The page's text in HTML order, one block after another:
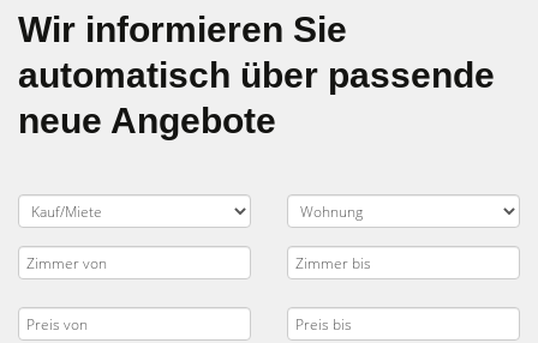
Wir informieren Sie
automatisch über passende
neue Angebote